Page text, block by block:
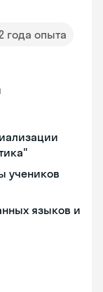
года опыта
учеников
языков и